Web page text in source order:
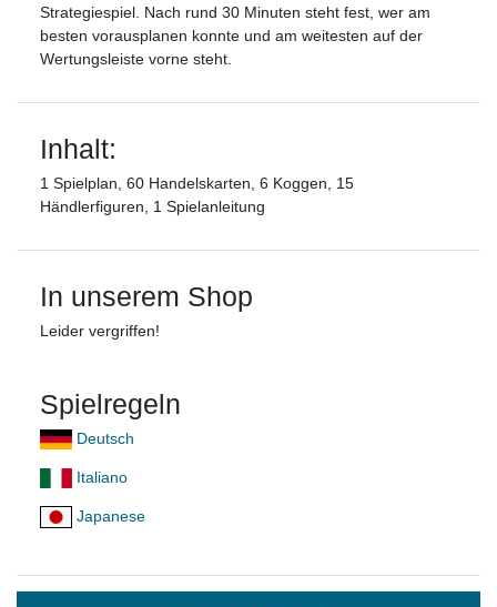
Strategiespiel. Nach rund 30 Minuten steht fest, wer am
besten vorausplanen konnte und am weitesten auf der
Wertungsleiste vorne steht.
Inhalt:
1 Spielplan, 60 Handelskarten, 6 Koggen, 15
Händlerfiguren, 1 Spielanleitung
In unserem Shop
Leider vergriffen!
Spielregeln
Deutsch
Italiano
Japanese